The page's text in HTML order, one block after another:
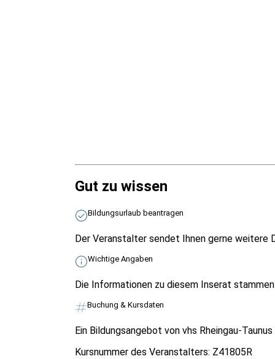
Gut zu wissen
Bildungsurlaub beantragen
Der Veranstalter sendet Ihnen gerne weitere
Wichtige Angaben
Die Informationen zu diesem Inserat
Buchung & Kursdaten
Ein Bildungsangebot von vhs Rheingau-Taunus
Kursnummer des Veranstalters: Z41805R